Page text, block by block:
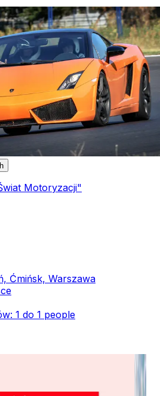
Motoryzacji"
Ćmińsk, Warszawa
1 do 1 people